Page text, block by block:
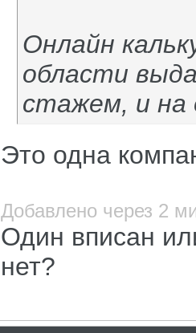
Онлайн
области
стажем, и на
Это одна
Добавлено через 2
Один вписан
нет?